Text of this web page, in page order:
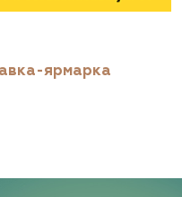
ярмарка